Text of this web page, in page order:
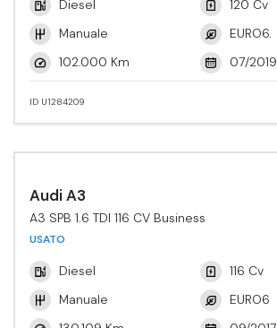
Diesel
120 Cv
Manuale
EURO6.
102.000 Km
07/2019
ID U1284209
Audi A3
A3 SPB 1.6 TDI 116 CV Business
USATO
Diesel
116 Cv
Manuale
EURO6